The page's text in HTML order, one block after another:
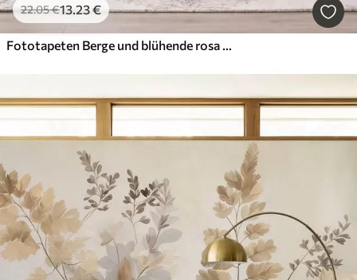
22.05€13.23€
Fototapeten Berge und blühende rosa Magnolienzweige, strukturierte Landschaft